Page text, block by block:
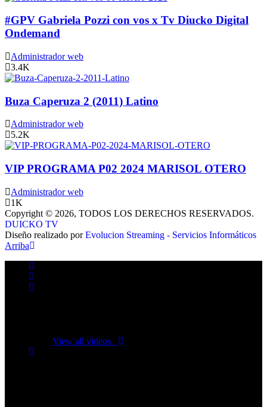
#GPV Gabriela Pozzi con vos x Tv Diucko Digital
Ondemand
Administrador web
3.4K
Buza Caperuza 2 (2011) Latino
Administrador web
5.2K
VIP PROGRAMA P02 2024 MARISOL OTERO
Administrador web
1K
Copyright © 2026, TODOS LOS DERECHOS RESERVADOS.
DUICKO TV
Diseño realizado porEvolucion Streaming - Servicios Informáticos
Arriba
View all videos